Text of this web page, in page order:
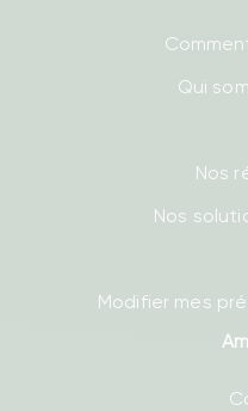
Qui
Nos
Nos
Modifier mes